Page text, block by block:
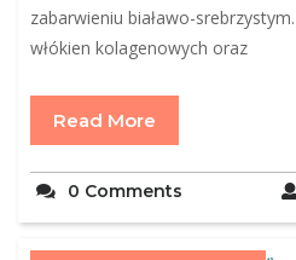
zabarwieniu białawo-
włókien kolagenowych oraz
Read More
0 Comments